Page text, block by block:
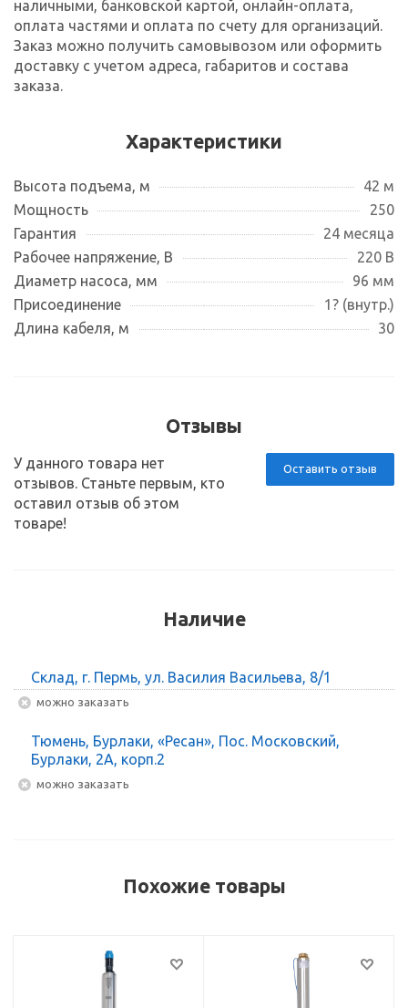
наличными, банковской картой, онлайн-оплата,
оплата частями и оплата по счету для организаций.
Заказ можно получить самовывозом или оформить
доставку с учетом адреса, габаритов и состава
заказа.
Характеристики
Высота подъема, м
42 м
Мощность
250
Гарантия
24 месяца
Рабочее напряжение, В
220 В
Диаметр насоса, мм
96 мм
Присоединение
1? (внутр.)
Длина кабеля, м
30
Отзывы
Оставить отзыв
У данного товара нет
отзывов. Станьте первым, кто
оставил отзыв об этом
товаре!
Наличие
Склад, г. Пермь, ул. Василия Васильева, 8/1
Можно заказать
Тюмень, Бурлаки, «Ресан», Пос. Московский,
Бурлаки, 2А, корп.2
Можно заказать
Похожие товары